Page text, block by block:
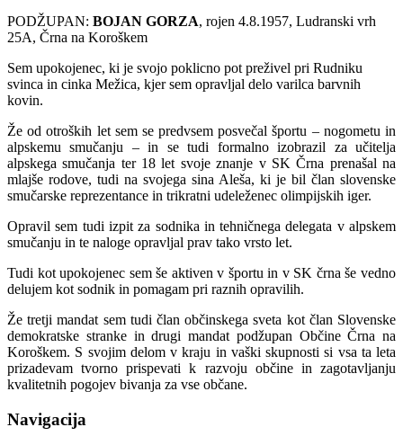
PODŽUPAN: BOJAN GORZA, rojen 4.8.1957, Ludranski vrh
25A, Črna na Koroškem
Sem upokojenec, ki je svojo poklicno pot preživel pri Rudniku
svinca in cinka Mežica, kjer sem opravljal delo varilca barvnih
kovin.
Že od otroških let sem se predvsem posvečal športu – nogometu in
alpskemu smučanju – in se tudi formalno izobrazil za učitelja
alpskega smučanja ter 18 let svoje znanje v SK Črna prenašal na
mlajše rodove, tudi na svojega sina Aleša, ki je bil član slovenske
smučarske reprezentance in trikratni udeleženec olimpijskih iger.
Opravil sem tudi izpit za sodnika in tehničnega delegata v alpskem
smučanju in te naloge opravljal prav tako vrsto let.
Tudi kot upokojenec sem še aktiven v športu in v SK črna še vedno
delujem kot sodnik in pomagam pri raznih opravilih.
Že tretji mandat sem tudi član občinskega sveta kot član Slovenske
demokratske stranke in drugi mandat podžupan Občine Črna na
Koroškem. S svojim delom v kraju in vaški skupnosti si vsa ta leta
prizadevam tvorno prispevati k razvoju občine in zagotavljanju
kvalitetnih pogojev bivanja za vse občane.
Navigacija